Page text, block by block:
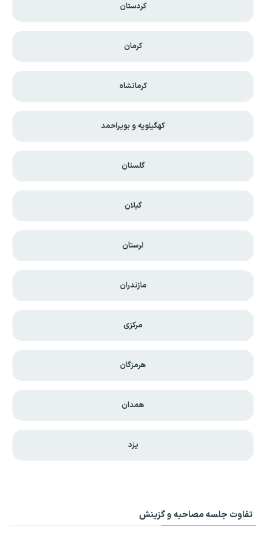
کردستان
کرمان
کرمانشاه
کهگیلویه و بویراحمد
گلستان
گیلان
لرستان
مازندران
مرکزی
هرمزگان
همدان
یزد
تفاوت جلسه مصاحبه و گزینش